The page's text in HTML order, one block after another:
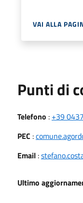
VAI ALLA
Punti di
Telefono : +39
PEC :
Email :
Ultimo